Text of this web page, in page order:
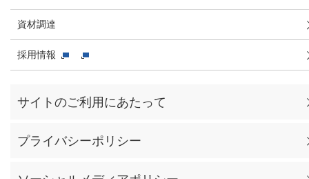
資材調達
採用情報
サイトのご利用にあたって
プライバシーポリシー